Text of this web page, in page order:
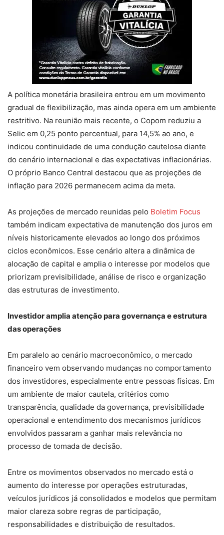
A política monetária brasileira entrou em um movimento
gradual de flexibilização, mas ainda opera em um ambiente
restritivo. Na reunião mais recente, o Copom reduziu a
Selic em 0,25 ponto percentual, para 14,5% ao ano, e
indicou continuidade de uma condução cautelosa diante
do cenário internacional e das expectativas inflacionárias.
O próprio Banco Central destacou que as projeções de
inflação para 2026 permanecem acima da meta.
As projeções de mercado reunidas pelo Boletim Focus
também indicam expectativa de manutenção dos juros em
níveis historicamente elevados ao longo dos próximos
ciclos econômicos. Esse cenário altera a dinâmica de
alocação de capital e amplia o interesse por modelos que
priorizam previsibilidade, análise de risco e organização
das estruturas de investimento.
Investidor amplia atenção para governança e estrutura
das operações
Em paralelo ao cenário macroeconômico, o mercado
financeiro vem observando mudanças no comportamento
dos investidores, especialmente entre pessoas físicas. Em
um ambiente de maior cautela, critérios como
transparência, qualidade da governança, previsibilidade
operacional e entendimento dos mecanismos jurídicos
envolvidos passaram a ganhar mais relevância no
processo de tomada de decisão.
Entre os movimentos observados no mercado está o
aumento do interesse por operações estruturadas,
veículos jurídicos já consolidados e modelos que permitam
maior clareza sobre regras de participação,
responsabilidades e distribuição de resultados.